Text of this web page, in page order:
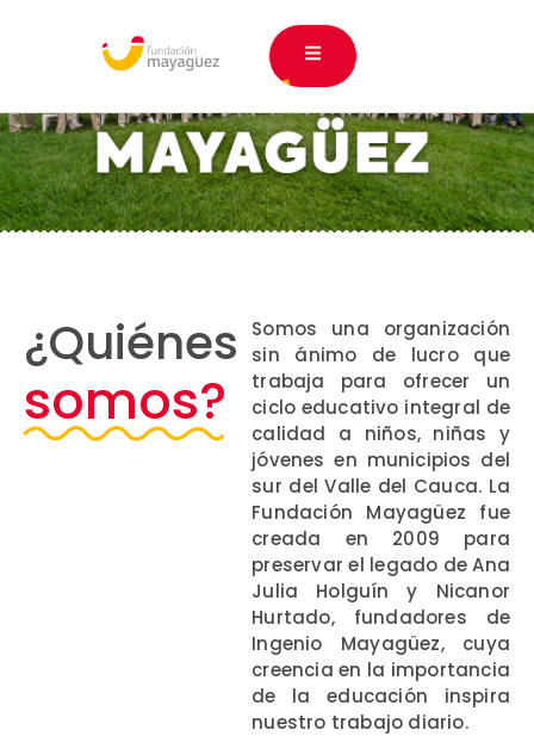
¿Quiénes
somos?
Somos una organización
sin ánimo de lucro que
trabaja para ofrecer un
ciclo educativo integral de
calidad a niños, niñas y
jóvenes en municipios del
sur del Valle del Cauca. La
Fundación Mayagüez fue
creada en 2009 para
preservar el legado de Ana
Julia Holguín y Nicanor
Hurtado, fundadores de
Ingenio Mayagüez, cuya
creencia en la importancia
de la educación inspira
nuestro trabajo diario.